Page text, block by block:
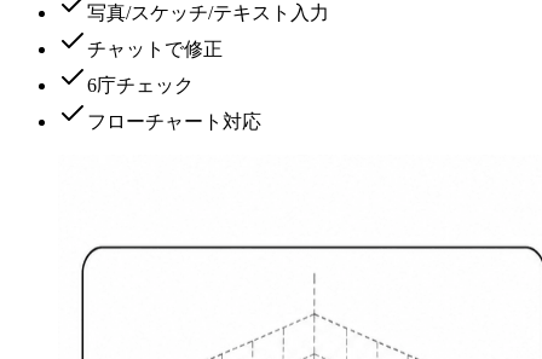
写真/スケッチ/テキスト入力
チャットで修正
6庁チェック
フローチャート対応